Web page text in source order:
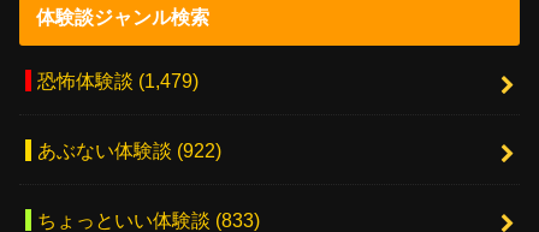
体験談ジャンル検索
恐怖体験談 (1,479)
あぶない体験談 (922)
ちょっといい体験談 (833)